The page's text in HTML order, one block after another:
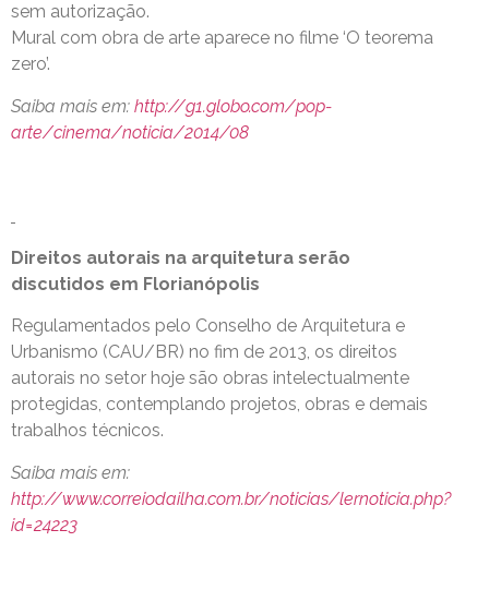
sem autorização.
Mural com obra de arte aparece no filme ‘O teorema
zero’.
Saiba mais em: http://g1.globo.com/pop-
arte/cinema/noticia/2014/08
Direitos autorais na arquitetura serão
discutidos em Florianópolis
Regulamentados pelo Conselho de Arquitetura e
Urbanismo (CAU/BR) no fim de 2013, os direitos
autorais no setor hoje são obras intelectualmente
protegidas, contemplando projetos, obras e demais
trabalhos técnicos.
Saiba mais em:
http://www.correiodailha.com.br/noticias/lernoticia.php?
id=24223